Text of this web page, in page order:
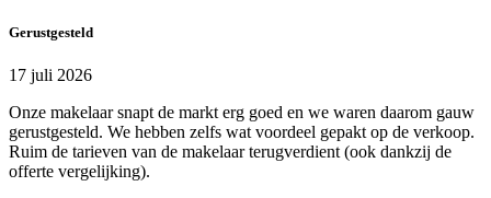
Gerustgesteld
17 juli 2026
Onze makelaar snapt de markt erg goed en we waren daarom gauw
gerustgesteld. We hebben zelfs wat voordeel gepakt op de verkoop.
Ruim de tarieven van de makelaar terugverdient (ook dankzij de
offerte vergelijking).